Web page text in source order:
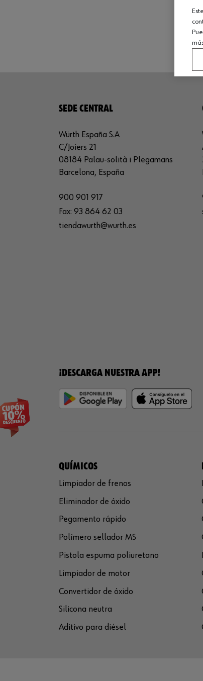
SEDE CENTRAL
Würth España S.A
C/Joiers 21
08184 Palau-solità i Plegamans
Barcelona, España
900 901 917
Fax: 93 864 62 03
tiendawurth@wurth.es
¡DESCARGA NUESTRA APP!
QUÍMICOS
Limpiador de frenos
Eliminador de óxido
Pegamento rápido
Polímero sellador MS
Pistola espuma poliuretano
Limpiador de motor
Convertidor de óxido
Silicona neutra
Aditivo para diésel